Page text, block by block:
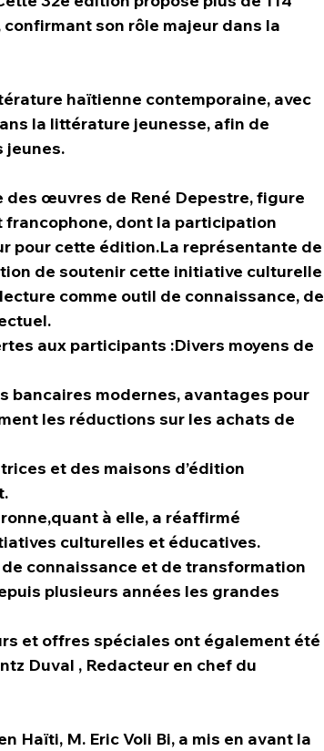
son rôle majeur dans la
haïtienne contemporaine, avec
la littérature jeunesse, afin de
jeunes.
des œuvres de René Depestre, figure
dont la participation
pour cette édition.La représentante de
de soutenir cette initiative culturelle
comme outil de connaissance, de
aux participants :Divers moyens de
bancaires modernes, avantages pour
les réductions sur les achats de
et des maisons d’édition
à elle, a réaffirmé
culturelles et éducatives.
connaissance et de transformation
plusieurs années les grandes
et offres spéciales ont également été
Duval , Redacteur en chef du
Haïti, M. Eric Voli Bi, a mis en avant la